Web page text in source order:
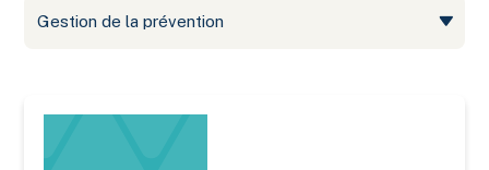
Gestion de la prévention